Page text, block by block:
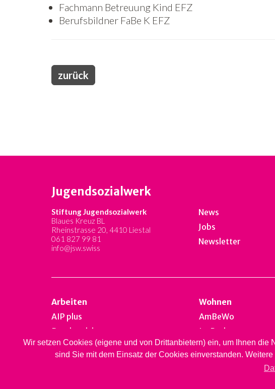
Wir setzen Cookies (eigene und von Drittanbietern) ein, um Ihnen
sind Sie mit dem Einsatz der Cookies einverstanden.
Fachmann Betreuung Kind EFZ
Berufsbildner FaBe K EFZ
zurück
Jugendsozialwerk
Stiftung Jugendsozialwerk
Blaues Kreuz BL
Rheinstrasse 20, 4410 Liestal
061 827 99 81
info@jsw.swiss
News
Jobs
Newsletter
Arbeiten
AIP plus
Bernhardsberg
Take off
Brockenhallen
Wohnen
AmBeWo
Im Park
Falkennest
Bernhardsberg